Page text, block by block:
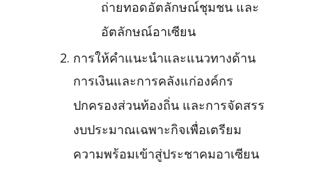
ถ่ายทอดอัตลักษณ์ชุมชน และ
อัตลักษณ์อาเซียน
การให้คำแนะนำและแนวทางด้าน
การเงินและการคลังแก่องค์กร
ปกครองส่วนท้องถิ่น และการจัดสรร
งบประมาณเฉพาะกิจเพื่อเตรียม
ความพร้อมเข้าสู่ประชาคมอาเซียน